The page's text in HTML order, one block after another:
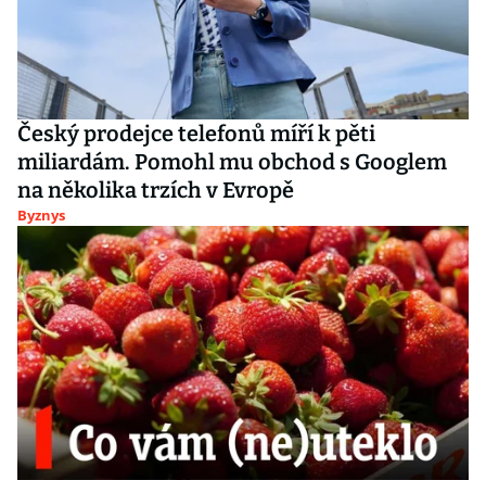
Český prodejce telefonů míří k pěti
miliardám. Pomohl mu obchod s Googlem
na několika trzích v Evropě
Byznys